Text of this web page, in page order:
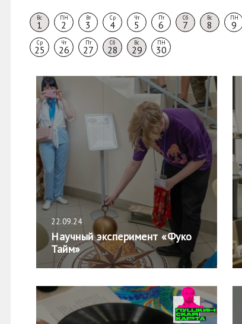
Вс
1
ПН
2
Вт
3
Ср
4
Чт
5
Пт
6
Сб
7
Вс
8
ПН
9
Ср
25
Чт
26
Пт
27
Сб
28
Вс
29
ПН
30
22.09.24
Научный эксперимент «Фуко
Тайм»